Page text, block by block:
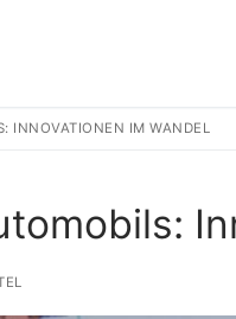
INNOVATIONEN IM WANDEL